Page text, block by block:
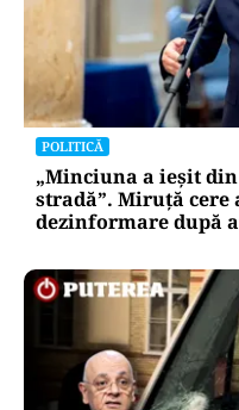
POLITICĂ
„Minciuna a ieșit
stradă”. Miruță
dezinformare după